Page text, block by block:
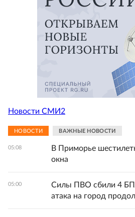
Новости СМИ2
НОВОСТИ ВАЖНЫЕ НОВОСТИ
05:08
В Приморье
окна
05:00
Силы ПВО сбили 4
атака на город